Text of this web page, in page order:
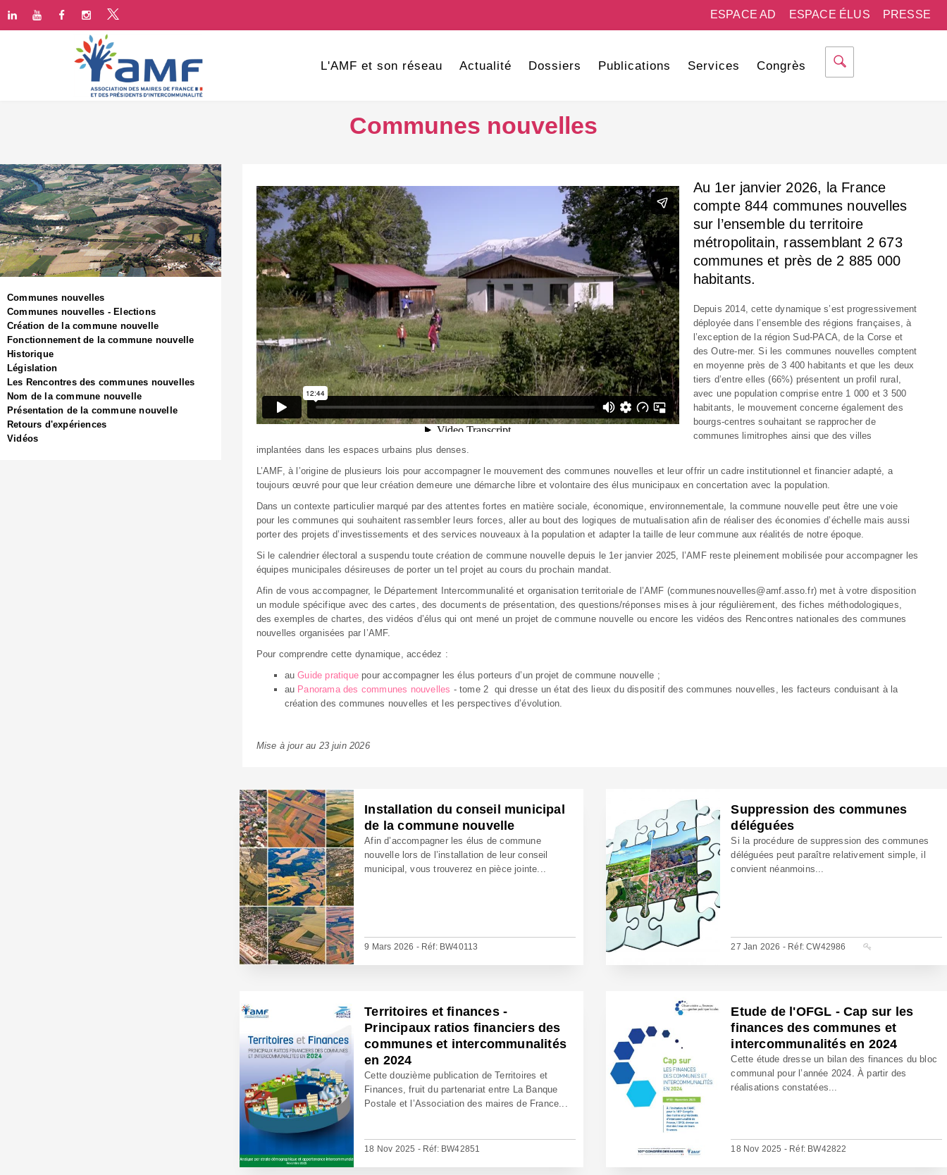
PRESSE
ESPACE ÉLUS
ESPACE AD
L'AMF et son réseau Actualité Dossiers Publications Services Congrès
Communes nouvelles
Communes nouvelles
Communes nouvelles - Elections
Création de la commune nouvelle
Fonctionnement de la commune nouvelle
Historique
Législation
Les Rencontres des communes nouvelles
Nom de la commune nouvelle
Présentation de la commune nouvelle
Retours d'expériences
Vidéos
Au 1er janvier 2026, la France
compte 844 communes nouvelles
sur l’ensemble du territoire
métropolitain, rassemblant 2 673
communes et près de 2 885 000
habitants.
Depuis 2014, cette dynamique s’est progressivement
déployée dans l’ensemble des régions françaises, à
l’exception de la région Sud-PACA, de la Corse et
des Outre-mer. Si les communes nouvelles comptent
en moyenne près de 3 400 habitants et que les deux
tiers d’entre elles (66%) présentent un profil rural,
avec une population comprise entre 1 000 et 3 500
habitants, le mouvement concerne également des
bourgs-centres souhaitant se rapprocher de
communes limitrophes ainsi que des villes
implantées dans les espaces urbains plus denses.
L’AMF, à l’origine de plusieurs lois pour accompagner le mouvement des communes nouvelles et leur offrir un cadre institutionnel et financier adapté, a
toujours œuvré pour que leur création demeure une démarche libre et volontaire des élus municipaux en concertation avec la population.
Dans un contexte particulier marqué par des attentes fortes en matière sociale, économique, environnementale, la commune nouvelle peut être une voie
pour les communes qui souhaitent rassembler leurs forces, aller au bout des logiques de mutualisation afin de réaliser des économies d’échelle mais aussi
porter des projets d’investissements et des services nouveaux à la population et adapter la taille de leur commune aux réalités de notre époque.
Si le calendrier électoral a suspendu toute création de commune nouvelle depuis le 1er janvier 2025, l’AMF reste pleinement mobilisée pour accompagner les
équipes municipales désireuses de porter un tel projet au cours du prochain mandat.
Afin de vous accompagner, le Département Intercommunalité et organisation territoriale de l’AMF (communesnouvelles@amf.asso.fr) met à votre disposition
un module spécifique avec des cartes, des documents de présentation, des questions/réponses mises à jour régulièrement, des fiches méthodologiques,
des exemples de chartes, des vidéos d’élus qui ont mené un projet de commune nouvelle ou encore les vidéos des Rencontres nationales des communes
nouvelles organisées par l’AMF.
Pour comprendre cette dynamique, accédez :
auGuide pratique pour accompagner les élus porteurs d’un projet de commune nouvelle ;
au Panorama des communes nouvelles - tome 2 qui dresse un état des lieux du dispositif des communes nouvelles, les facteurs conduisant à la
création des communes nouvelles et les perspectives d’évolution.
Mise à jour au 23 juin 2026
Installation du conseil municipal
de la commune nouvelle
Afin d’accompagner les élus de commune
nouvelle lors de l’installation de leur conseil
municipal, vous trouverez en pièce jointe...
9 Mars 2026 - Réf: BW40113
Suppression des communes
déléguées
Si la procédure de suppression des communes
déléguées peut paraître relativement simple, il
convient néanmoins...
27 Jan 2026 - Réf: CW42986
Territoires et finances -
Principaux ratios financiers des
communes et intercommunalités
en 2024
Cette douzième publication de Territoires et
Finances, fruit du partenariat entre La Banque
Postale et l’Association des maires de France...
18 Nov 2025 - Réf: BW42851
Etude de l'OFGL - Cap sur les
finances des communes et
intercommunalités en 2024
Cette étude dresse un bilan des finances du bloc
communal pour l’année 2024. À partir des
réalisations constatées...
18 Nov 2025 - Réf: BW42822